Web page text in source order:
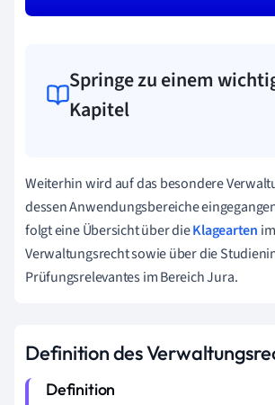
Springe zu einem
Kapitel
Weiterhin wird auf das besondere
dessen Anwendungsbereiche
folgt eine Übersicht über dieKlagearten im
Verwaltungsrecht sowie über die
Prüfungsrelevantes im Bereich Jura.
Definition des